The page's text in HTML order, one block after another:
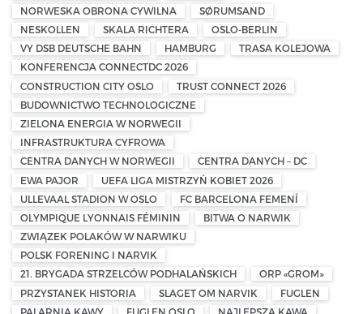
NORWESKA OBRONA CYWILNA
SØRUMSAND
NESKOLLEN
SKALA RICHTERA
OSLO-BERLIN
VY DSB DEUTSCHE BAHN
HAMBURG
TRASA KOLEJOWA
KONFERENCJA CONNECTDC 2026
CONSTRUCTION CITY OSLO
TRUST CONNECT 2026
BUDOWNICTWO TECHNOLOGICZNE
ZIELONA ENERGIA W NORWEGII
INFRASTRUKTURA CYFROWA
CENTRA DANYCH W NORWEGII
CENTRA DANYCH – DC
EWA PAJOR
UEFA LIGA MISTRZYŃ KOBIET 2026
ULLEVAAL STADION W OSLO
FC BARCELONA FEMENÍ
OLYMPIQUE LYONNAIS FÉMININ
BITWA O NARWIK
ZWIĄZEK POLAKÓW W NARWIKU
POLSK FORENING I NARVIK
21. BRYGADA STRZELCÓW PODHALAŃSKICH
ORP «GROM»
PRZYSTANEK HISTORIA
SLAGET OM NARVIK
FUGLEN
PALARNIA KAWY
FUGLEN OSLO
NAJLEPSZA KAWA